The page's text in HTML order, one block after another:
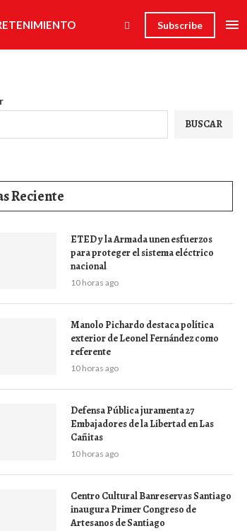
Subscribe
BUSCAR
Reciente
ETED y la Armada unen esfuerzos
para proteger el sistema eléctrico
nacional
10 horas ago
Manolo Pichardo destaca política
exterior de Leonel Fernández como
referente
10 horas ago
Defensa Pública juramenta 27
Embajadores de la Libertad en Las
Cañitas
10 horas ago
Centro Cultural Banreservas Santiago
inaugura Primer Congreso de
Artesanos de Santiago